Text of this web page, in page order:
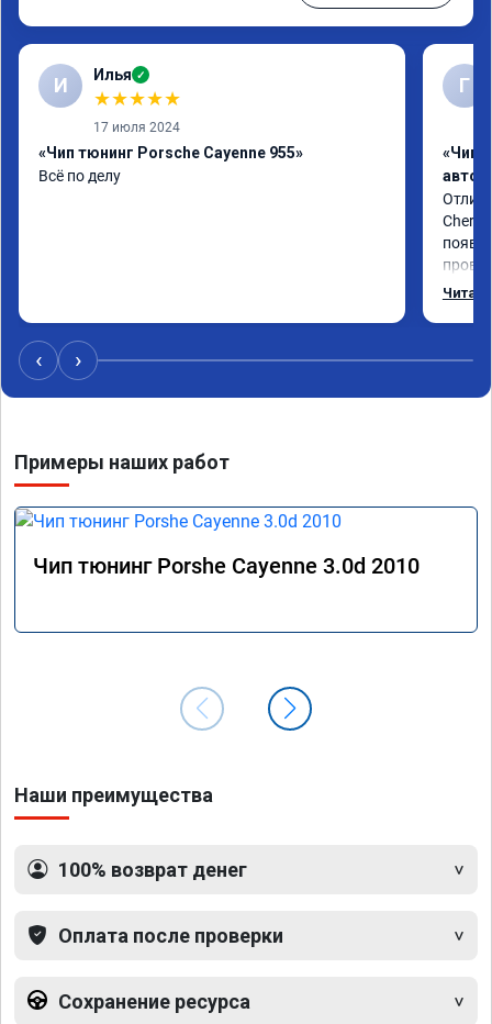
И Илья ✓
★★★★★
17 июля 2024
«Чип тюнинг Porsche Cayenne 955»
Всё по делу
Г
«Чип
Chery
‹ ›
Примеры наших работ
Чип тюнинг Porshe Cayenne 3.0d 2010
Наши преимущества
100% возврат денег
Оплата после проверки
Сохранение ресурса